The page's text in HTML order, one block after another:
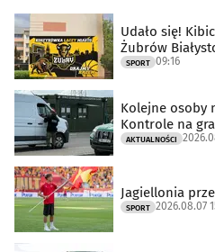
Udało się!
Żubrów
SPORT 09:16
Kolejne osoby
Kontrole na
AKTUALNOŚCI
Jagiellonia
SPORT 2026.08.07